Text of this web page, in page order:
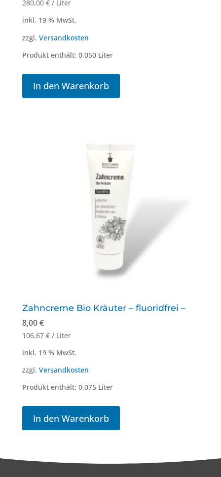
280,00 €/ Liter
inkl. 19 % MwSt.
zzgl. Versandkosten
Produkt enthält: 0,050 Liter
In den Warenkorb
Zahncreme Bio Kräuter – fluoridfrei –
8,00€
106,67 €/ Liter
inkl. 19 % MwSt.
zzgl. Versandkosten
Produkt enthält: 0,075 Liter
In den Warenkorb